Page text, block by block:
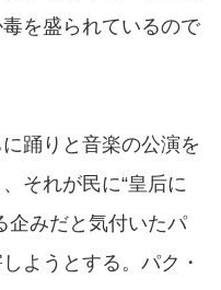
を盛られているので
踊りと音楽の公演を
それが民に“皇后に
企みだと気付いたパ
ようとする。パク・